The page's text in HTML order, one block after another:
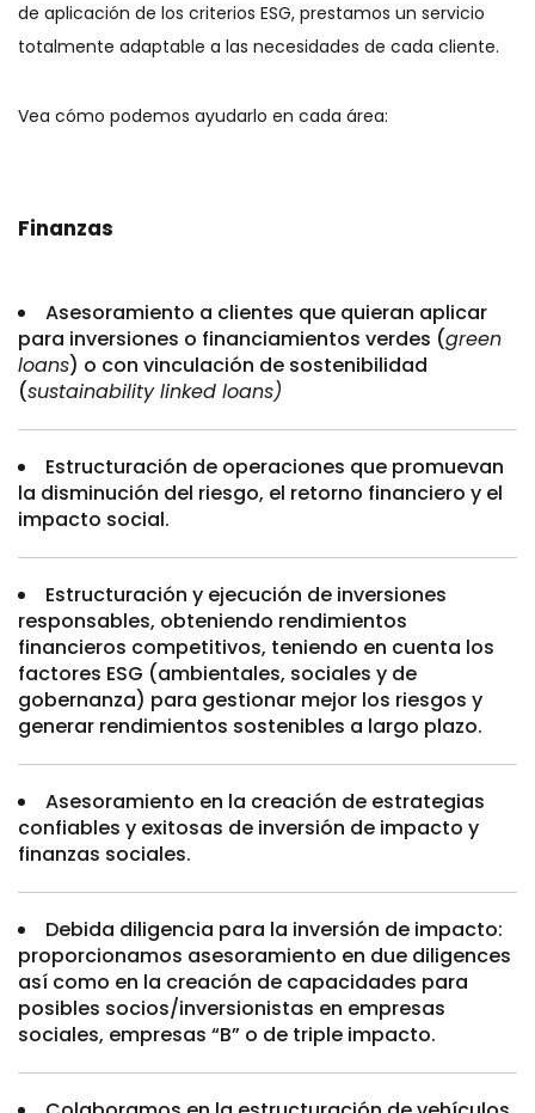
de aplicación de los criterios ESG, prestamos un servicio
totalmente adaptable a las necesidades de cada cliente.
Vea cómo podemos ayudarlo en cada área:
Finanzas
Asesoramiento a clientes que quieran aplicar
para inversiones o financiamientos verdes (green
loans) o con vinculación de sostenibilidad
(sustainability linked loans)
Estructuración de operaciones que promuevan
la disminución del riesgo, el retorno financiero y el
impacto social.
Estructuración y ejecución de inversiones
responsables, obteniendo rendimientos
financieros competitivos, teniendo en cuenta los
factores ESG (ambientales, sociales y de
gobernanza) para gestionar mejor los riesgos y
generar rendimientos sostenibles a largo plazo.
Asesoramiento en la creación de estrategias
confiables y exitosas de inversión de impacto y
finanzas sociales.
Debida diligencia para la inversión de impacto:
proporcionamos asesoramiento en due diligences
así como en la creación de capacidades para
posibles socios/inversionistas en empresas
sociales, empresas “B” o de triple impacto.